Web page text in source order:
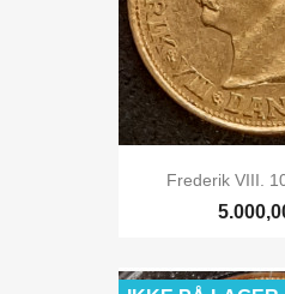
Frederik VIII.